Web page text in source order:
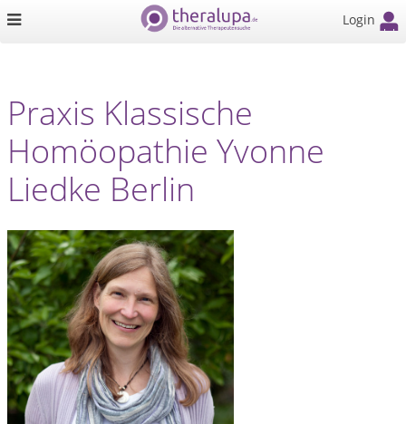
Login
Praxis Klassische
Homöopathie Yvonne
Liedke Berlin